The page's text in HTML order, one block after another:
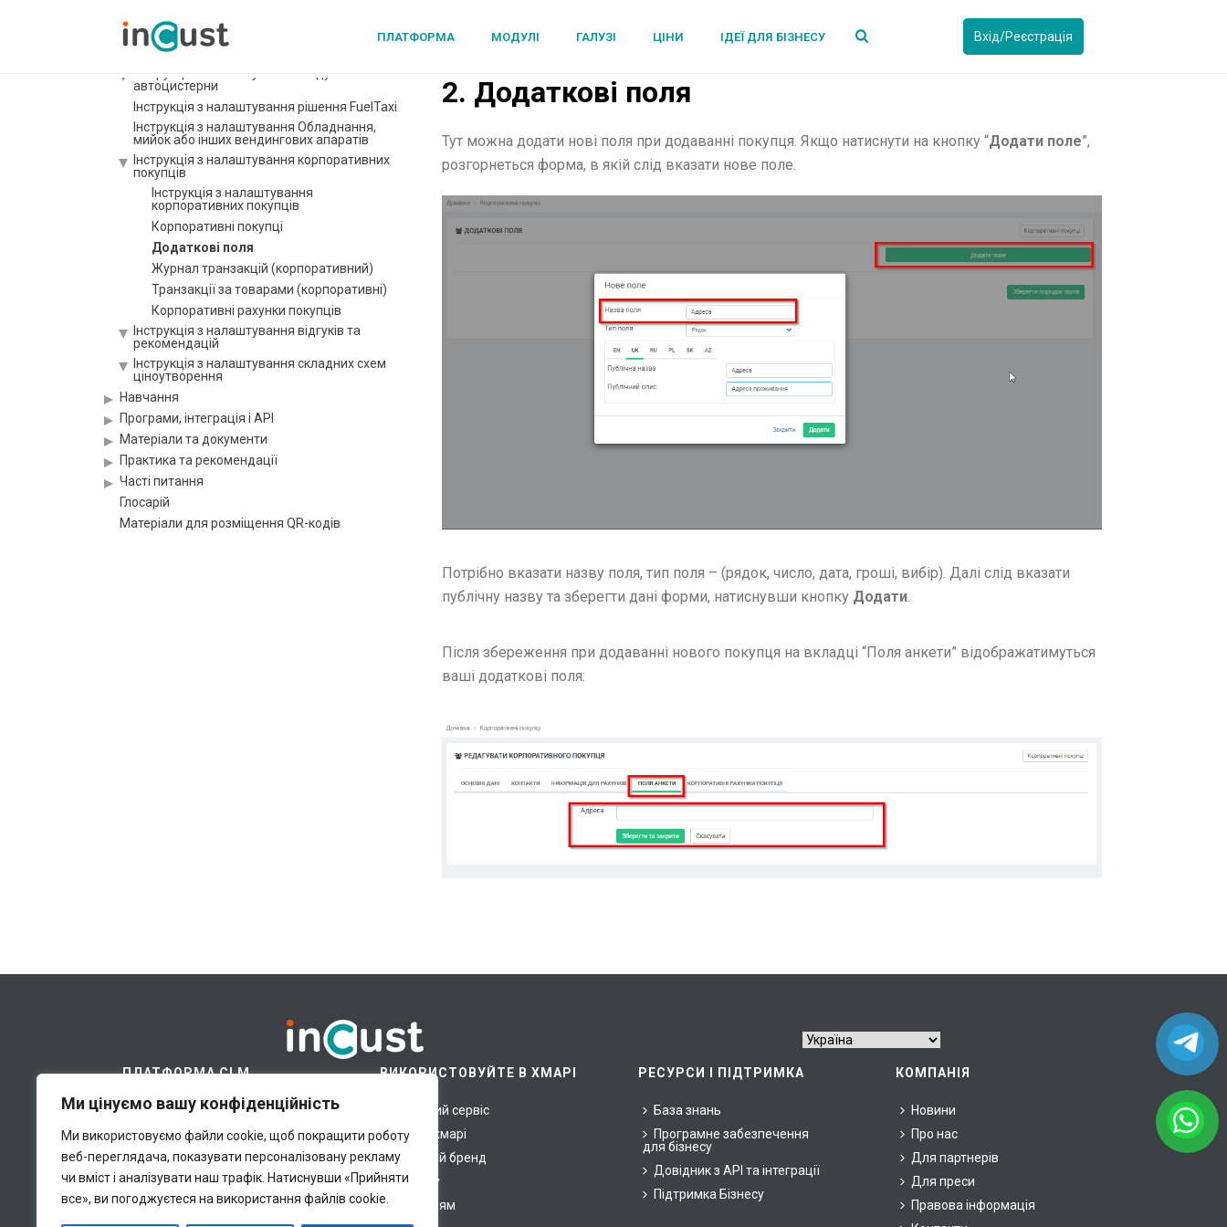
Ми цінуємо вашу конфіденційність
Ми використовуємо файли cookie, щоб покращити роботу
веб-переглядача, показувати персоналізовану рекламу
чи вміст і аналізувати наш трафік. Натиснувши «Прийняти
все», ви погоджуєтеся на використання файлів cookie.
ПЛАТФОРМА МОДУЛІ ГАЛУЗІ ЦІНИ ІДЕЇ ДЛЯ БІЗНЕСУ Вхід/Реєстрація
Подарункові картки і їхні різновиди: як
створювати, випускати та продавати
Інструкція з налаштування палива та енергії
автоцистерни
Інструкція з налаштування рішення FuelTaxi
Інструкція з налаштування Обладнання,
мийок або інших вендингових апаратів
Інструкція з налаштування корпоративних
покупців
Інструкція з налаштування
корпоративних покупців
Корпоративні покупці
Додаткові поля
Журнал транзакцій (корпоративний)
Транзакції за товарами (корпоративні)
Корпоративні рахунки покупців
Інструкція з налаштування відгуків та
рекомендацій
Інструкція з налаштування складних схем
ціноутворення
Навчання
Програми, інтеграція і API
Матеріали та документи
Практика та рекомендації
Часті питання
Глосарій
Матеріали для розміщення QR-кодів
2. Додаткові поля
Тут можна додати нові поля при додаванні покупця. Якщо натиснути на кнопку “Додати поле”,
розгорнеться форма, в якій слід вказати нове поле.
Потрібно вказати назву поля, тип поля – (рядок, число, дата, гроші, вибір). Далі слід вказати
публічну назву та зберегти дані форми, натиснувши кнопку Додати.
Після збереження при додаванні нового покупця на вкладці “Поля анкети” відображатимуться
ваші додаткові поля:
ПЛАТФОРМА CLM
Платформа
Модулі
Галузі
Ціни
Ідеї для бізнесу
ВИКОРИСТОВУЙТЕ В ХМАРІ
Хмарний сервіс
Ціни у хмарі
Власний бренд
Бізнесу
Покупцям
РЕСУРСИ І ПІДТРИМКА
База знань
Програмне забезпечення
для бізнесу
Довідник з API та інтеграції
Підтримка Бізнесу
КОМПАНІЯ
Новини
Про нас
Для партнерів
Для преси
Правова інформація